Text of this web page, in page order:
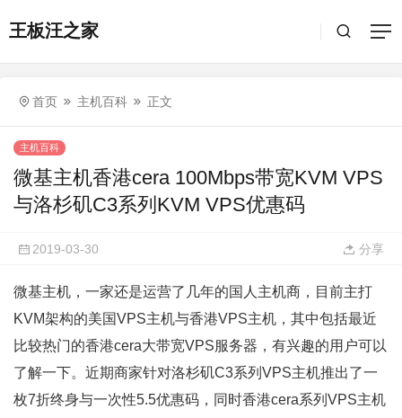
王板汪之家
首页 主机百科 正文
主机百科
微基主机香港cera 100Mbps带宽KVM VPS
与洛杉矶C3系列KVM VPS优惠码
2019-03-30 分享
微基主机，一家还是运营了几年的国人主机商，目前主打
KVM架构的美国VPS主机与香港VPS主机，其中包括最近
比较热门的香港cera大带宽VPS服务器，有兴趣的用户可以
了解一下。近期商家针对洛杉矶C3系列VPS主机推出了一
枚7折终身与一次性5.5优惠码，同时香港cera系列VPS主机